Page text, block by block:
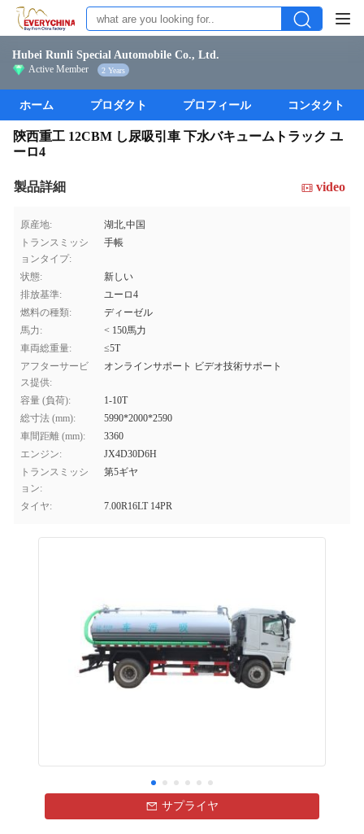
Hubei Runli Special Automobile Co., Ltd.
Active Member 2 Years
ホーム プロダクト プロフィール コンタクト
陝西重工 12CBM し尿吸引車 下水バキュームトラック ユ
ーロ4
製品詳細 video
原産地:
湖北,中国
トランスミッシ
ョンタイプ:
手帳
状態:
新しい
排放基準:
ユーロ4
燃料の種類:
ディーゼル
馬力:
< 150馬力
車両総重量:
≤5T
アフターサービ
ス提供:
オンラインサポート ビデオ技術サポート
容量 (負荷):
1-10T
総寸法 (mm):
5990*2000*2590
車間距離 (mm):
3360
エンジン:
JX4D30D6H
トランスミッシ
ョン:
第5ギヤ
タイヤ: 7.00R16LT 14PR
サプライヤ